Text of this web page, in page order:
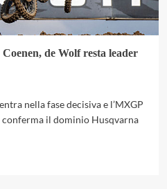
de Wolf resta leader
nella fase decisiva e l’MXGP
il dominio Husqvarna